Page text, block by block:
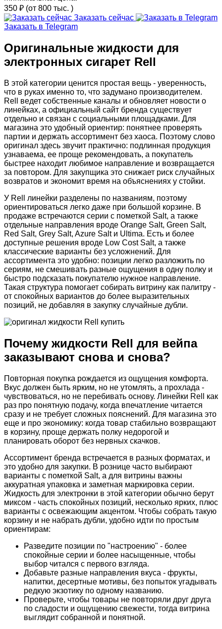
350 ₽ (от 800 тыс. )
Заказать сейчас
Заказать в Telegram
Оригинальные жидкости для
электронных сигарет Rell
В этой категории ценится простая вещь - уверенность,
что в руках именно то, что задумано производителем.
Rell ведет собственные каналы и обновляет новости о
линейках, а официальный сайт бренда существует
отдельно и связан с социальными площадками. Для
магазина это удобный ориентир: понятнее проверять
партии и держать ассортимент без хаоса. Поэтому слово
оригинал здесь звучит практично: подлинная продукция
узнаваема, ее проще рекомендовать, а покупатель
быстрее находит любимое направление и возвращается
за повтором. Для закупщика это снижает риск случайных
возвратов и экономит время на объяснениях у стойки.
У Rell линейки разделены по названиям, поэтому
ориентироваться легко даже при большой корзине. В
продаже встречаются серии с пометкой Salt, а также
отдельные направления вроде Orange Salt, Green Salt,
Red Salt, Grey Salt, Azure Salt и Ultima. Есть и более
доступные решения вроде Low Cost Salt, а также
классические варианты без усложнений. Для
ассортимента это удобно: позиции легко разложить по
сериям, не смешивать разные ощущения в одну полку и
быстро подсказать покупателю нужное направление.
Такая структура помогает собирать витрину как палитру -
от спокойных вариантов до более выразительных
позиций, не добавляя в закупку случайные дубли.
Почему жидкости Rell для вейпа
заказывают снова и снова?
Повторная покупка рождается из ощущения комфорта.
Вкус должен быть ярким, но не утомлять, а прохлада -
чувствоваться, но не перебивать основу. Линейки Rell как
раз про понятную подачу, когда впечатление читается
сразу и не требует сложных пояснений. Для магазина это
еще и про экономику: когда товар стабильно возвращают
в корзину, проще держать полку недорогой и
планировать оборот без нервных скачков.
Ассортимент бренда встречается в разных форматах, и
это удобно для закупки. В рознице часто выбирают
варианты с пометкой Salt, а для витрины важны
аккуратная упаковка и заметная маркировка серии.
Жидкость для электронки в этой категории обычно берут
миксом - часть спокойных позиций, несколько ярких, плюс
варианты с освежающим акцентом. Чтобы собрать такую
корзину и не набрать дубли, удобно идти по простым
ориентирам:
Разведите позиции по "настроению" - более
спокойные серии и более насыщенные, чтобы
выбор читался с первого взгляда.
Добавьте разные направления вкуса - фрукты,
напитки, десертные мотивы, без попыток угадывать
редкую экзотику по одному названию.
Проверьте, чтобы товары не повторяли друг друга
по сладости и ощущению свежести, тогда витрина
выглядит собранной и понятной.